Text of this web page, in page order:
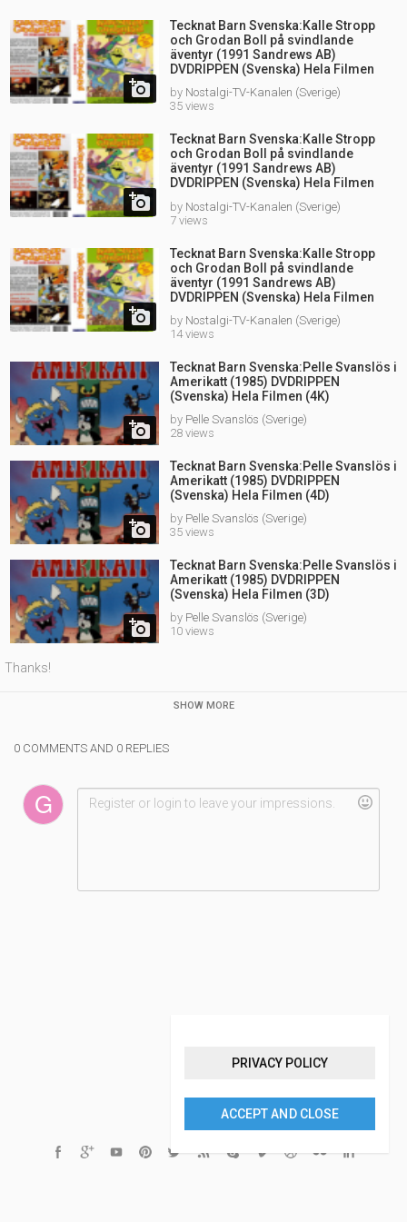

Tecknat Barn Svenska:Kalle Stropp
och Grodan Boll på svindlande
äventyr (1991 Sandrews AB)
DVDRIPPEN (Svenska) Hela Filmen
by Nostalgi-TV-Kanalen (Sverige)
35 views

Tecknat Barn Svenska:Kalle Stropp
och Grodan Boll på svindlande
äventyr (1991 Sandrews AB)
DVDRIPPEN (Svenska) Hela Filmen
by Nostalgi-TV-Kanalen (Sverige)
7 views

Tecknat Barn Svenska:Kalle Stropp
och Grodan Boll på svindlande
äventyr (1991 Sandrews AB)
DVDRIPPEN (Svenska) Hela Filmen
by Nostalgi-TV-Kanalen (Sverige)
14 views

Tecknat Barn Svenska:Pelle Svanslös i
Amerikatt (1985) DVDRIPPEN
(Svenska) Hela Filmen (4K)
by Pelle Svanslös (Sverige)
28 views

Tecknat Barn Svenska:Pelle Svanslös i
Amerikatt (1985) DVDRIPPEN
(Svenska) Hela Filmen (4D)
by Pelle Svanslös (Sverige)
35 views

Tecknat Barn Svenska:Pelle Svanslös i
Amerikatt (1985) DVDRIPPEN
(Svenska) Hela Filmen (3D)
by Pelle Svanslös (Sverige)
10 views
Thanks!
SHOW MORE
0 COMMENTS AND 0 REPLIES
PRIVACY POLICY
ACCEPT AND CLOSE